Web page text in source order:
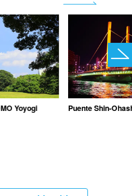
Yoyogi Puente Shin-